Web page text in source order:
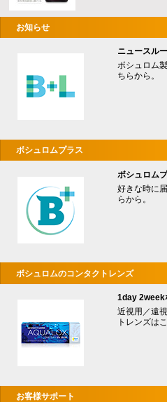
お知らせ
ニュースル
ボシュロム
ちらから。
ボシュロムプラス
ボシュロム
好きな時に
らから。
ボシュロムのコンタクトレンズ
1day 2week
近視用／遠
トレンズは
お客様サポート